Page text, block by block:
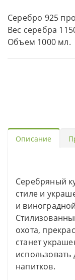
Серебро 925
Вес серебра
Объем 1000 мл.
Описание
Серебряный
стиле и
и
охота,
станет
напитков.